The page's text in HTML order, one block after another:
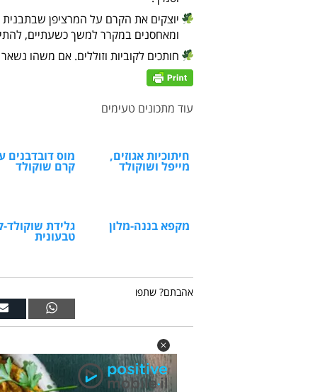
יוצקים את הקרם על המרציפן
ומאחסנים במקרר למשך כשעתיים,
חותכים לקוביות וזוללים. אם משהו
עוד מתכונים טעימים
חיתוכיות אגוזים,
מייפל ושוקולד
מוס דובדבנים
קרם שוקולד
מקפא בננה-מלון גלידת שוקולד-
טבעונית
אהבתם? שתפו